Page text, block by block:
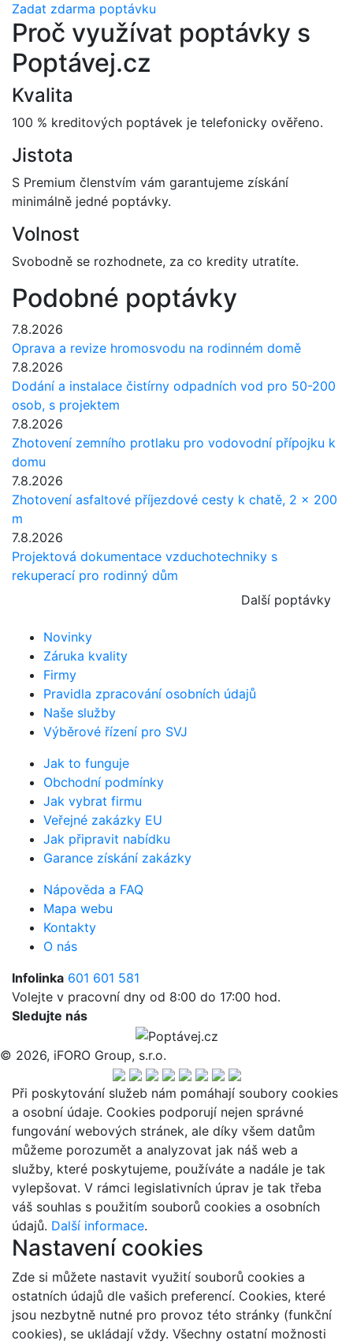
Zadat zdarma poptávku
Proč využívat poptávky s
Poptávej.cz
Kvalita
100 % kreditových poptávek je telefonicky ověřeno.
Jistota
S Premium členstvím vám garantujeme získání
minimálně jedné poptávky.
Volnost
Svobodně se rozhodnete, za co kredity utratíte.
Podobné poptávky
7.8.2026
Oprava a revize hromosvodu na rodinném domě
7.8.2026
Dodání a instalace čistírny odpadních vod pro 50-200
osob, s projektem
7.8.2026
Zhotovení zemního protlaku pro vodovodní přípojku k
domu
7.8.2026
Zhotovení asfaltové příjezdové cesty k chatě, 2 x 200
m
7.8.2026
Projektová dokumentace vzduchotechniky s
rekuperací pro rodinný dům
Další poptávky
Novinky
Záruka kvality
Firmy
Pravidla zpracování osobních údajů
Naše služby
Výběrové řízení pro SVJ
Jak to funguje
Obchodní podmínky
Jak vybrat firmu
Veřejné zakázky EU
Jak připravit nabídku
Garance získání zakázky
Nápověda a FAQ
Mapa webu
Kontakty
O nás
Infolinka 601 601 581
Volejte v pracovní dny od 8:00 do 17:00 hod.
Sledujte nás
© 2026, iFORO Group, s.r.o.
Při poskytování služeb nám pomáhají soubory cookies
a osobní údaje. Cookies podporují nejen správné
fungování webových stránek, ale díky všem datům
můžeme porozumět a analyzovat jak náš web a
služby, které poskytujeme, používáte a nadále je tak
vylepšovat. V rámci legislativních úprav je tak třeba
váš souhlas s použitím souborů cookies a osobních
údajů. Další informace.
Nastavení cookies
Zde si můžete nastavit využití souborů cookies a
ostatních údajů dle vašich preferencí. Cookies, které
jsou nezbytně nutné pro provoz této stránky (funkční
cookies), se ukládají vždy. Všechny ostatní možnosti